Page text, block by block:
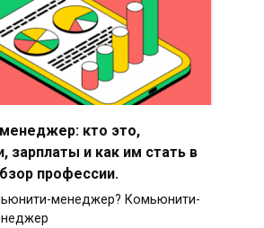
кто это,
зарплаты и как им стать в
профессии.
менеджер? Комьюнити-